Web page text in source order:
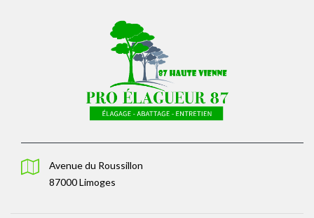
Avenue du Roussillon
87000 Limoges